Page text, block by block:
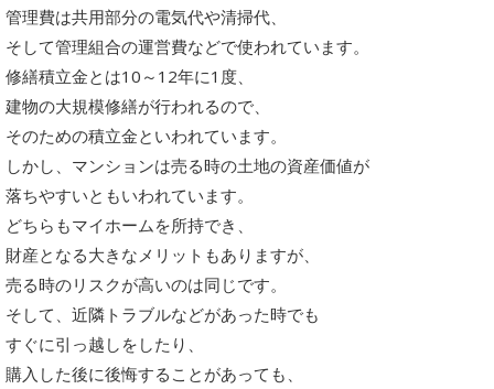
管理費は共用部分の電気代や清掃代、
そして管理組合の運営費などで使われています。
修繕積立金とは10～12年に1度、
建物の大規模修繕が行われるので、
そのための積立金といわれています。
しかし、マンションは売る時の土地の資産価値が
落ちやすいともいわれています。
どちらもマイホームを所持でき、
財産となる大きなメリットもありますが、
売る時のリスクが高いのは同じです。
そして、近隣トラブルなどがあった時でも
すぐに引っ越しをしたり、
購入した後に後悔することがあっても、